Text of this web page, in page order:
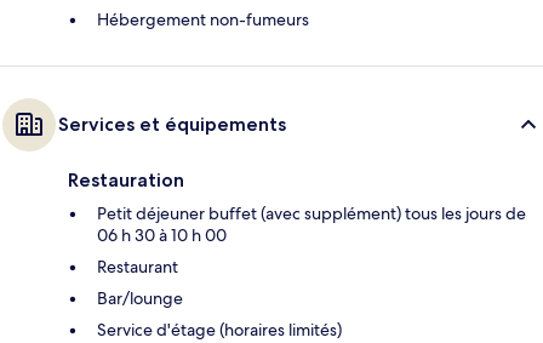
Hébergement non-fumeurs
Services et équipements
Restauration
Petit déjeuner buffet (avec supplément) tous les jours de
06 h 30 à 10 h 00
Restaurant
Bar/lounge
Service d'étage (horaires limités)